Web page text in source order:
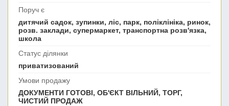
Поруч є
дитячий садок, зупинки, ліс, парк, поліклініка, ринок,
розв. заклади, супермаркет, транспортна розв'язка,
школа
Статус ділянки
приватизований
Умови продажу
ДОКУМЕНТИ ГОТОВІ, ОБ'ЄКТ ВІЛЬНИЙ, ТОРГ,
ЧИСТИЙ ПРОДАЖ